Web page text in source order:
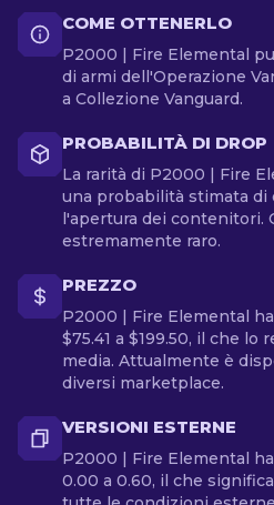
COME OTTENERLO
P2000 | Fire Elemental
di armi dell'Operazione
a Collezione Vanguard.
PROBABILITÀ DI DROP
La rarità di P2000 | Fire
una probabilità stimata di
l'apertura dei contenitori.
estremamente raro.
PREZZO
P2000 | Fire Elemental
$75.41 a $199.50, il che lo
media. Attualmente è
diversi marketplace.
VERSIONI ESTERNE
P2000 | Fire Elemental
0.00 a 0.60, il che